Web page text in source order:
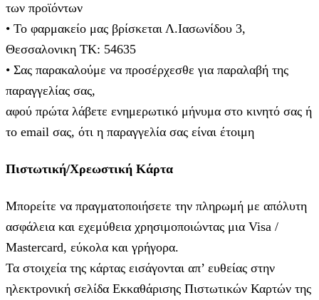
των προϊόντων
• Το φαρμακείο μας βρίσκεται Λ.Ιασωνίδου 3,
Θεσσαλονικη ΤΚ: 54635
• Σας παρακαλούμε να προσέρχεσθε για παραλαβή της
παραγγελίας σας,
αφού πρώτα λάβετε ενημερωτικό μήνυμα στο κινητό σας ή
το email σας, ότι η παραγγελία σας είναι έτοιμη
Πιστωτική/Χρεωστική Κάρτα
Μπορείτε να πραγματοποιήσετε την πληρωμή με απόλυτη
ασφάλεια και εχεμύθεια χρησιμοποιώντας μια Visa /
Mastercard, εύκολα και γρήγορα.
Τα στοιχεία της κάρτας εισάγoνται απ’ ευθείας στην
ηλεκτρονική σελίδα Εκκαθάρισης Πιστωτικών Καρτών της